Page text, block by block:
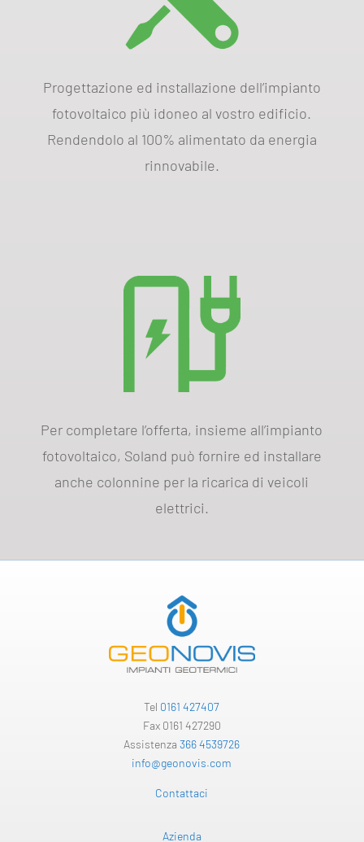
Progettazione ed installazione dell’impianto
fotovoltaico più idoneo al vostro edificio.
Rendendolo al 100% alimentato da energia
rinnovabile.
Per completare l’offerta, insieme all’impianto
fotovoltaico, Soland può fornire ed installare
anche colonnine per la ricarica di veicoli
elettrici.
Tel 0161 427407
Fax 0161 427290
Assistenza366 4539726
info@geonovis.com
Contattaci
Azienda